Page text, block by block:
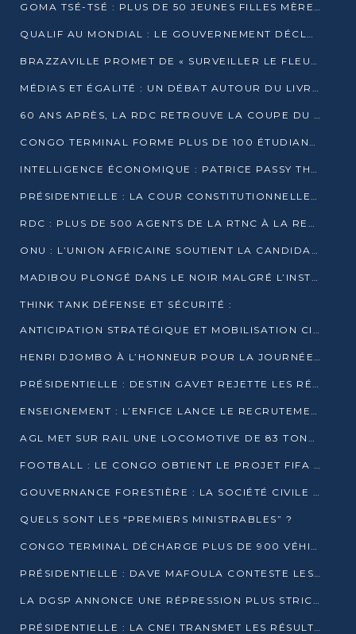
GOMA TSÉ-TSÉ : PLUS DE 50 JEUNES FILLES MÈRES SENSIBILISÉES À LA SANTÉ SEXUELLE
QUALIF AU MONDIAL : LE GOUVERNEMENT DÉCLARE LA JOURNÉE DU 1ER AVRIL 2026 CHÔMÉE ET PAYÉE
BRAZZAVILLE PROMET DE « SURVEILLER LE FLEUVE » APRÈS LA QUALIFICATION DE LA RDC AU MONDIAL
MÉDIAS ET ÉGALITÉ : UN DÉBAT AUTOUR DU LIVRE « CES FEMMES QUI REPRENNENT LE POUVOIR SUR LEUR VIE »
60 ANS APRÈS, LA RDC RETROUVE LA COUPE DU MONDE
CONGO TERMINAL FORME PLUS DE 100 ÉTUDIANTS AUX TECHNIQUES D’EMBAUCHE
INTELLIGENCE ÉCONOMIQUE : PATRICE PASSY THÉORISE UNE STRATÉGIE ADAPTÉE AUX CONTEXTES FRAGMENTÉS
PRÉSIDENTIELLE : LA COUR CONSTITUTIONNELLE CONFIRME LA VICTOIRE DE SASSOU NGUESSO AVEC 94,90 % DES SUFFRAGES
RDC : PLUS DE 500 AGENTS DE LA RTNC À LA RETRAITE, UNE PAGE SE TOURNE
ONU : L’UNION AFRICAINE SOUTIENT LA CANDIDATURE DE MACKY SALL
MADIBOU PLONGÉ DANS LE NOIR MALGRÉ L’INSTALLATION D’UN NOUVEAU TRANSFORMATEUR
THINK TANK DÉFENSE ET SÉCURITÉ :
ANTICIPATION STRATÉGIQUE ET MOBILISATION CITOYENNE POUR NOTRE SOUVERAINETÉ NATIONALE
HENRI DJOMBO À L’HONNEUR POUR LA JOURNÉE MONDIALE DU THÉÂTRE
PRÉSIDENTIELLE : DESTIN GAVET REJETTE LES RÉSULTATS ET APPELLE À UN DIALOGUE NATIONAL
ENSEIGNEMENT : L’ENFICE LANCE LE RECRUTEMENT DE SA PREMIÈRE PROMOTION DE PROFESSEURS DES ÉCOLES
AGL MET SUR RAIL UNE LOCOMOTIVE DE 83 TONNES À POINTE-NOIRE
FOOTBALL : LE CONGO OBTIENT LE PROJET FIFA ARENA POUR SES 15 DÉPARTEMENTS
GOUVERNANCE FORESTIÈRE : LA SOCIÉTÉ CIVILE CONGOLAISE AFFICHE SES PRIORITÉS POUR 2026
QUELS SONT LES “PREMIERS MINISTRABLES” ?
CONGO TERMINAL DÉCHARGE PLUS DE 900 VÉHICULES EN QUELQUES HEURES
PRÉSIDENTIELLE : DAVE MAFOULA CONTESTE LES RÉSULTATS PROVISOIRES
LA DGSP ANNONCE UNE RÉPRESSION PLUS STRICTE CONTRE LES MOTO-TAXIS
PRÉSIDENTIELLE : LA CNEI TRANSMET LES RÉSULTATS PROVISOIRES À LA COUR CONSTITUTIONNELLE